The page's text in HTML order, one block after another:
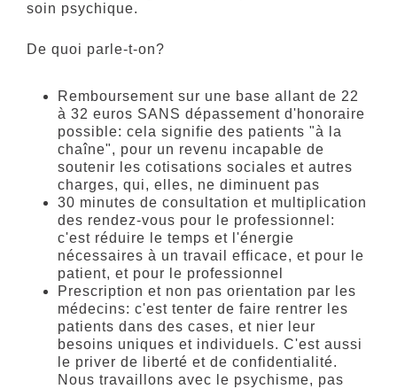
soin psychique.
De quoi parle-t-on?
Remboursement sur une base allant de 22
à 32 euros SANS dépassement d'honoraire
possible: cela signifie des patients "à la
chaîne", pour un revenu incapable de
soutenir les cotisations sociales et autres
charges, qui, elles, ne diminuent pas
30 minutes de consultation et multiplication
des rendez-vous pour le professionnel:
c'est réduire le temps et l'énergie
nécessaires à un travail efficace, et pour le
patient, et pour le professionnel
Prescription et non pas orientation par les
médecins: c'est tenter de faire rentrer les
patients dans des cases, et nier leur
besoins uniques et individuels. C'est aussi
le priver de liberté et de confidentialité.
Nous travaillons avec le psychisme, pas